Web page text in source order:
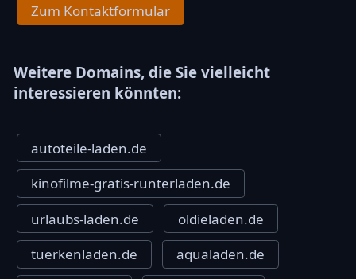
Zum Kontaktformular
Weitere Domains, die Sie vielleicht
interessieren könnten:
autoteile-laden.de
kinofilme-gratis-runterladen.de
urlaubs-laden.de
oldieladen.de
tuerkenladen.de
aqualaden.de